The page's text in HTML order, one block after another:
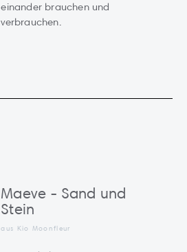
einander brauchen und
verbrauchen.
Maeve - Sand und
Stein
aus Kio Moonfleur